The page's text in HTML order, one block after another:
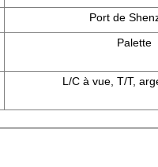
Port de
Palette
L/C à vue, T/T,